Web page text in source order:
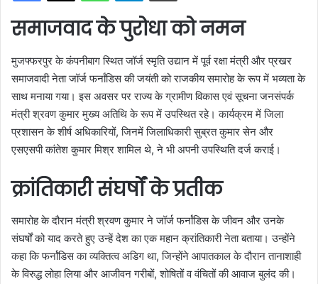
e
m
a
i
l
समाजवाद के पुरोधा को नमन
मुजफ्फरपुर के कंपनीबाग स्थित जॉर्ज स्मृति उद्यान में पूर्व रक्षा मंत्री और प्रखर
समाजवादी नेता जॉर्ज फर्नांडिस की जयंती को राजकीय समारोह के रूप में भव्यता के
साथ मनाया गया। इस अवसर पर राज्य के ग्रामीण विकास एवं सूचना जनसंपर्क
मंत्री श्रवण कुमार मुख्य अतिथि के रूप में उपस्थित रहे। कार्यक्रम में जिला
प्रशासन के शीर्ष अधिकारियों, जिनमें जिलाधिकारी सुब्रत कुमार सेन और
एसएसपी कांतेश कुमार मिश्र शामिल थे, ने भी अपनी उपस्थिति दर्ज कराई।
क्रांतिकारी संघर्षों के प्रतीक
समारोह के दौरान मंत्री श्रवण कुमार ने जॉर्ज फर्नांडिस के जीवन और उनके
संघर्षों को याद करते हुए उन्हें देश का एक महान क्रांतिकारी नेता बताया। उन्होंने
कहा कि फर्नांडिस का व्यक्तित्व अडिग था, जिन्होंने आपातकाल के दौरान तानाशाही
के विरुद्ध लोहा लिया और आजीवन गरीबों, शोषितों व वंचितों की आवाज बुलंद की।